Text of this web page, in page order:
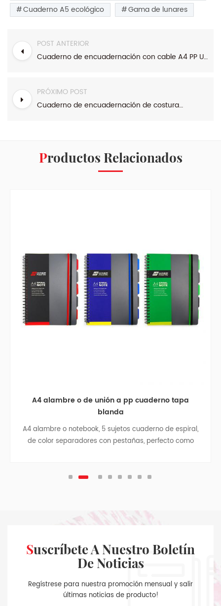
Cuaderno A5 ecológico
Gama de lunares
POST ANTERIOR
Cuaderno de encuadernación con cable A4 PP University Range
PRÓXIMO POST
Cuaderno de encuadernación de costura A5 de gama simple de papel kraft
Productos Relacionados
A4 alambre o de unión a pp cuaderno tapa
blanda
A4 alambre o notebook, 5 sujetos cuaderno de espiral,
de color separadores con pestañas, perfecto como
revistas.
Suscríbete A Nuestro Boletín
De Noticias
Regístrese para nuestra promoción mensual y salir
últimas noticias de producto!